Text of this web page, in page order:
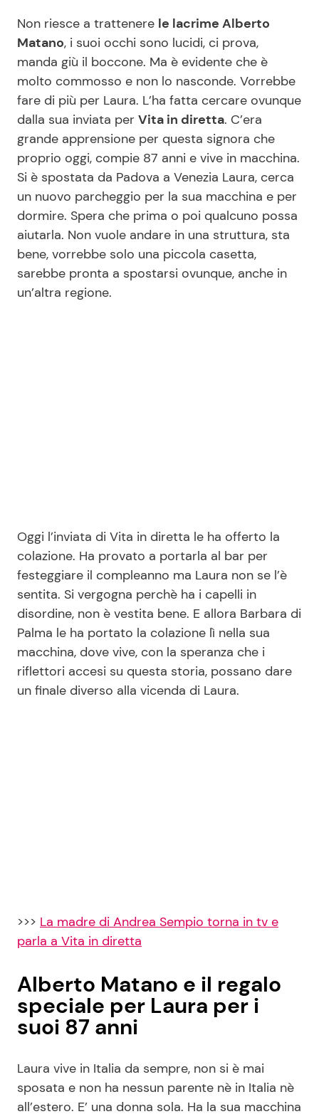
News benessere
Salute
Viaggi e Turismo
Festività
Primi Piatti
Ricette Facili e Veloci
Ricette Feste
Ricette per Bambini
Seguici
Info
Non riesce a trattenere le lacrime Alberto
Matano, i suoi occhi sono lucidi, ci prova,
manda giù il boccone. Ma è evidente che è
molto commosso e non lo nasconde. Vorrebbe
fare di più per Laura. L’ha fatta cercare ovunque
dalla sua inviata per Vita in diretta. C’era
grande apprensione per questa signora che
proprio oggi, compie 87 anni e vive in macchina.
Si è spostata da Padova a Venezia Laura, cerca
un nuovo parcheggio per la sua macchina e per
dormire. Spera che prima o poi qualcuno possa
aiutarla. Non vuole andare in una struttura, sta
bene, vorrebbe solo una piccola casetta,
sarebbe pronta a spostarsi ovunque, anche in
un’altra regione.
Oggi l’inviata di Vita in diretta le ha offerto la
colazione. Ha provato a portarla al bar per
festeggiare il compleanno ma Laura non se l’è
sentita. Si vergogna perchè ha i capelli in
disordine, non è vestita bene. E allora Barbara di
Palma le ha portato la colazione lì nella sua
macchina, dove vive, con la speranza che i
riflettori accesi su questa storia, possano dare
un finale diverso alla vicenda di Laura.
>>> La madre di Andrea Sempio torna in tv e
parla a Vita in diretta
Alberto Matano e il regalo
speciale per Laura per i
suoi 87 anni
Laura vive in Italia da sempre, non si è mai
sposata e non ha nessun parente nè in Italia nè
all’estero. E’ una donna sola. Ha la sua macchina